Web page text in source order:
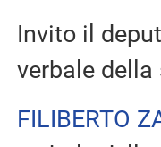
Invito il
verbale della
FILIBERTO